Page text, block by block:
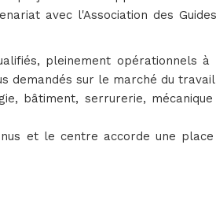
avec l'Association des
pleinement opérationnels
demandés sur le marché du
bâtiment, serrurerie,
et le centre accorde une